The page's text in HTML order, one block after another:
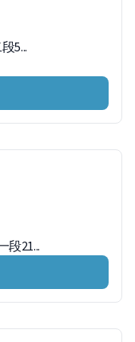
5...
段21...